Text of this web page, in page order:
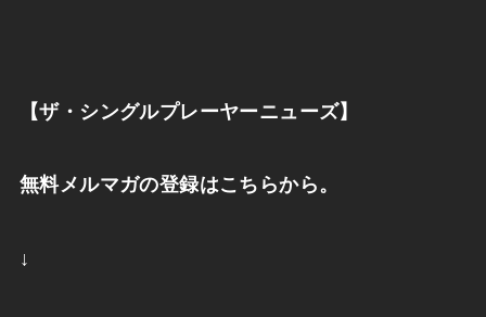
【ザ・シングルプレーヤーニューズ】
無料メルマガの登録はこちらから。
↓